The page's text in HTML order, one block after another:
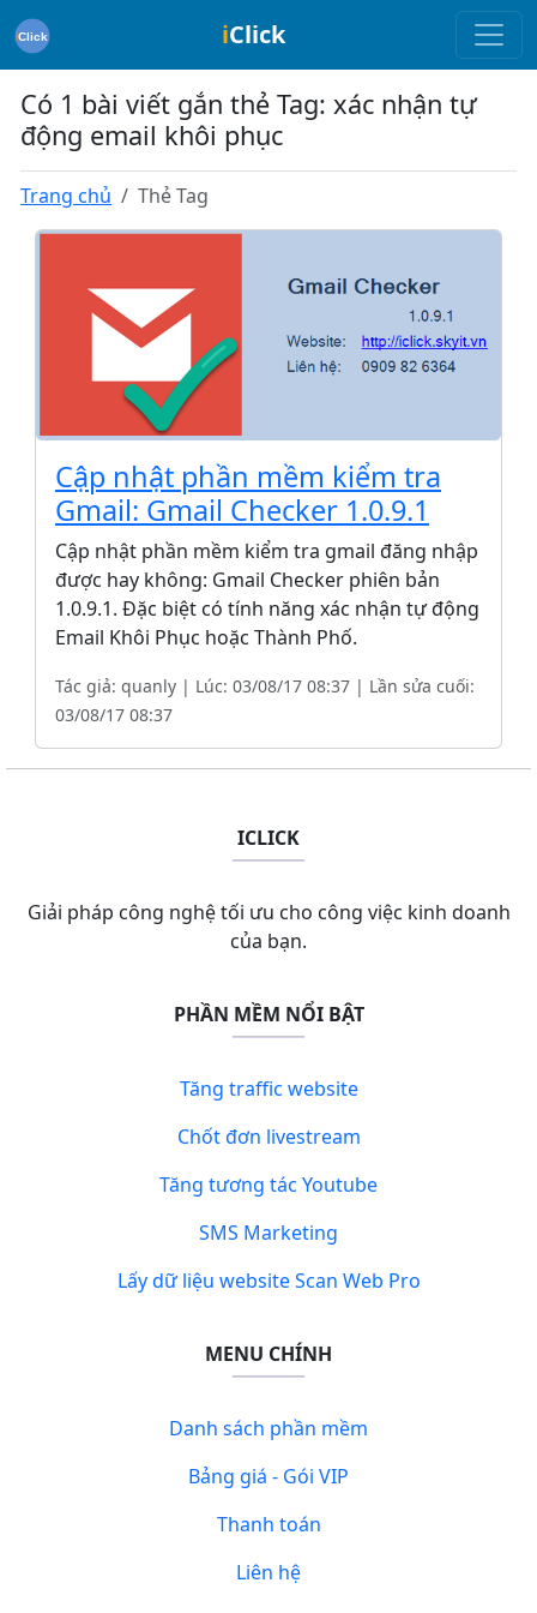
iClick
Có 1 bài viết gắn thẻ Tag: xác nhận tự
động email khôi phục
Trang chủ Thẻ Tag
Cập nhật phần mềm kiểm tra
Gmail: Gmail Checker 1.0.9.1
Cập nhật phần mềm kiểm tra gmail đăng nhập
được hay không: Gmail Checker phiên bản
1.0.9.1. Đặc biệt có tính năng xác nhận tự động
Email Khôi Phục hoặc Thành Phố.
Tác giả: quanly | Lúc: 03/08/17 08:37 | Lần sửa cuối:
03/08/17 08:37
ICLICK
Giải pháp công nghệ tối ưu cho công việc kinh doanh
của bạn.
PHẦN MỀM NỔI BẬT
Tăng traffic website
Chốt đơn livestream
Tăng tương tác Youtube
SMS Marketing
Lấy dữ liệu website Scan Web Pro
MENU CHÍNH
Danh sách phần mềm
Bảng giá - Gói VIP
Thanh toán
Liên hệ